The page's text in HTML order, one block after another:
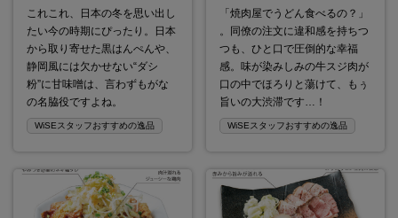
これこれ、日本の冬を思い出し
たい今の時期にぴったり。日本
から取り寄せた黒はんぺんや、
静岡風には欠かせない“ダシ
粉”に甘味噌は、言わずもがな
の名脇役ですよね。
WiSEスタッフおすすめの逸品
「焼肉屋でうどん食べるの？」
。同僚の注文に違和感を持ちつ
つも、ひと口で圧倒的な幸福
感。味が染みしみの牛スジ肉が
口の中でほろりと蕩けて、もぅ
旨いの大渋滞です…！
WiSEスタッフおすすめの逸品